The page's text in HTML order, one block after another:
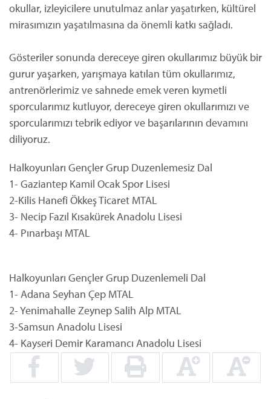
okullar, izleyicilere unutulmaz anlar yaşatırken, kültürel
mirasımızın yaşatılmasına da önemli katkı sağladı.
Gösteriler sonunda dereceye giren okullarımız büyük bir
gurur yaşarken, yarışmaya katılan tüm okullarımız,
antrenörlerimiz ve sahnede emek veren kıymetli
sporcularımız kutluyor, dereceye giren okullarımızı ve
sporcularımızı tebrik ediyor ve başarılarının devamını
diliyoruz.
Halkoyunları Gençler Grup Duzenlemesiz Dal
1- Gaziantep Kamil Ocak Spor Lisesi
2-Kilis Hanefi Ökkeş Ticaret MTAL
3- Necip Fazıl Kısakürek Anadolu Lisesi
4- Pınarbaşı MTAL
Halkoyunları Gençler Grup Duzenlemeli Dal
1- Adana Seyhan Çep MTAL
2- Yenimahalle Zeynep Salih Alp MTAL
3-Samsun Anadolu Lisesi
4- Kayseri Demir Karamancı Anadolu Lisesi